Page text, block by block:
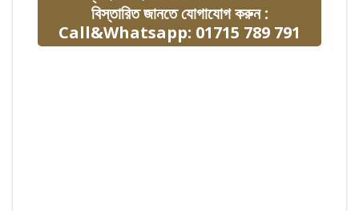
বিস্তারিত জানতে যোগাযোগ করুন :
Call&Whatsapp: 01715 789 791